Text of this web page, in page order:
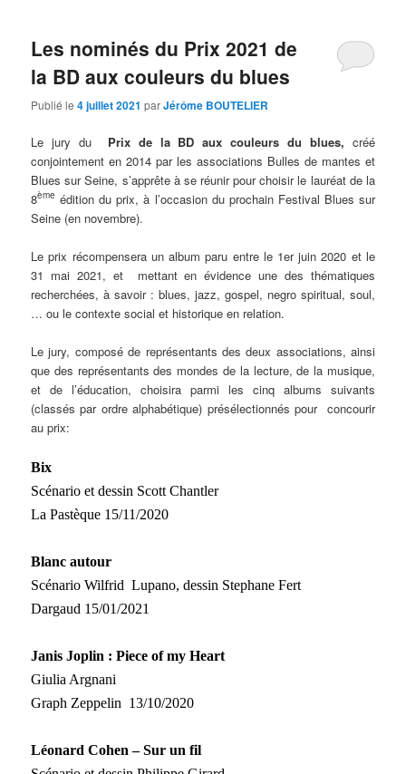
Les nominés du Prix 2021 de
la BD aux couleurs du blues
Publié le4 juillet 2021 parJérôme BOUTELIER
Le jury du Prix de la BD aux couleurs du blues, créé
conjointement en 2014 par les associations Bulles de mantes et
Blues sur Seine, s’apprête à se réunir pour choisir le lauréat de la
8ème édition du prix, à l’occasion du prochain Festival Blues sur
Seine (en novembre).
Le prix récompensera un album paru entre le 1er juin 2020 et le
31 mai 2021, et mettant en évidence une des thématiques
recherchées, à savoir : blues, jazz, gospel, negro spiritual, soul,
… ou le contexte social et historique en relation.
Le jury, composé de représentants des deux associations, ainsi
que des représentants des mondes de la lecture, de la musique,
et de l’éducation, choisira parmi les cinq albums suivants
(classés par ordre alphabétique) présélectionnés pour concourir
au prix:
Bix
Scénario et dessin Scott Chantler
La Pastèque 15/11/2020
Blanc autour
Scénario Wilfrid Lupano, dessin Stephane Fert
Dargaud 15/01/2021
Janis Joplin : Piece of my Heart
Giulia Argnani
Graph Zeppelin 13/10/2020
Léonard Cohen – Sur un fil